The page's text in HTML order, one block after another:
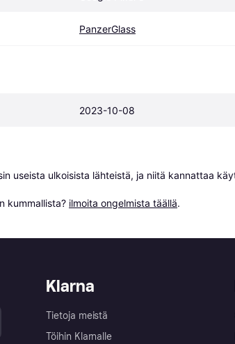
PanzerGlass
2023-10-08
useista ulkoisista lähteistä, ja niitä kannattaa
kummallista? ilmoita ongelmista täällä.
Klarna
Tietoja meistä
Töihin Klarnalle